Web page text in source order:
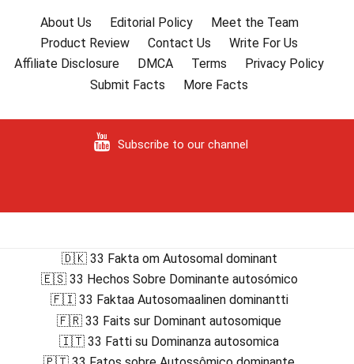
About Us Editorial Policy
Meet the Team
Product Review
Contact Us
Write For Us
Affiliate Disclosure
DMCA Terms
Privacy Policy
Submit Facts
More Facts
Subscribe to our channel
🇩🇰 33 Fakta om Autosomal dominant
🇪🇸 33 Hechos Sobre Dominante autosómico
🇫🇮 33 Faktaa Autosomaalinen dominantti
🇫🇷 33 Faits sur Dominant autosomique
🇮🇹 33 Fatti su Dominanza autosomica